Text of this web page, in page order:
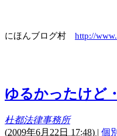
にほんブログ村 http://
ゆるかったけど
杜都法律事務所
(2009年6月22日 17:48) | 個